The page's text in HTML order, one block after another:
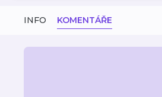
INFO KOMENTÁŘE